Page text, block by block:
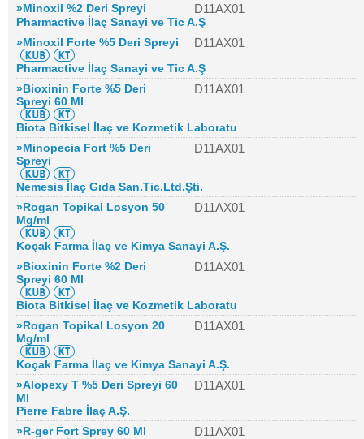
»Minoxil %2 Deri Spreyi D11AX01
Pharmactive İlaç Sanayi ve Tic A.Ş
»Minoxil Forte %5 Deri Spreyi
D11AX01
Pharmactive İlaç Sanayi ve Tic A.Ş
»Bioxinin Forte %5 Deri
Spreyi 60 Ml
D11AX01
Biota Bitkisel İlaç ve Kozmetik Laboratu
»Minopecia Fort %5 Deri
Spreyi
D11AX01
Nemesis İlaç Gıda San.Tic.Ltd.Şti.
»Rogan Topikal Losyon 50
Mg/ml
D11AX01
Koçak Farma İlaç ve Kimya Sanayi A.Ş.
»Bioxinin Forte %2 Deri
Spreyi 60 Ml
D11AX01
Biota Bitkisel İlaç ve Kozmetik Laboratu
»Rogan Topikal Losyon 20
Mg/ml
D11AX01
Koçak Farma İlaç ve Kimya Sanayi A.Ş.
»Alopexy T %5 Deri Spreyi 60
Ml
D11AX01
Pierre Fabre İlaç A.Ş.
»R-ger Fort Sprey 60 Ml
D11AX01